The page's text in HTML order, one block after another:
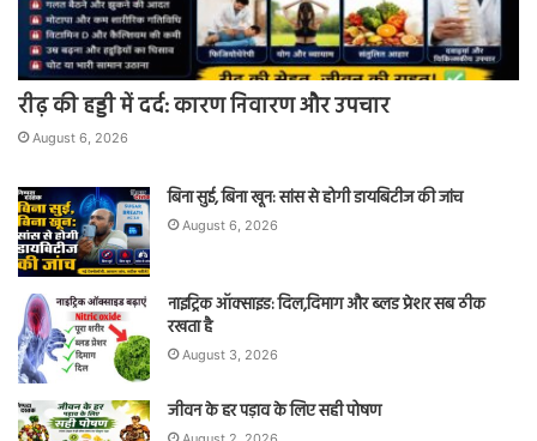
रीढ़ की हड्डी में दर्द: कारण निवारण और उपचार
August 6, 2026
बिना सुई, बिना खून: सांस से होगी डायबिटीज की जांच
August 6, 2026
नाइट्रिक ऑक्साइड: दिल,दिमाग और ब्लड प्रेशर सब ठीक
रखता है
August 3, 2026
जीवन के हर पड़ाव के लिए सही पोषण